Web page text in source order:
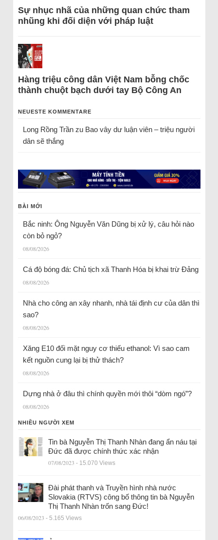
Sự nhục nhã của những quan chức tham
nhũng khi đối diện với pháp luật
Hàng triệu công dân Việt Nam bỗng chốc
thành chuột bạch dưới tay Bộ Công An
NEUESTE KOMMENTARE
Long Rồng Trầnzu Bao vây dư luận viên – triệu người
dân sẽ thắng
BÀI MỚI
Bắc ninh: Ông Nguyễn Văn Dũng bị xử lý, câu hỏi nào
còn bỏ ngỏ?
08/08/2026
Cá độ bóng đá: Chủ tịch xã Thanh Hóa bị khai trừ Đảng
08/08/2026
Nhà cho công an xây nhanh, nhà tái định cư của dân thì
sao?
08/08/2026
Xăng E10 đối mặt nguy cơ thiếu ethanol: Vì sao cam
kết nguồn cung lại bị thử thách?
08/08/2026
Dựng nhà ở đâu thì chính quyền mới thôi “dòm ngó”?
08/08/2026
NHIỀU NGƯỜI XEM
Tin bà Nguyễn Thị Thanh Nhàn đang ẩn náu tại
Đức đã được chính thức xác nhận
07/08/2023 - 15.070 Views
Đài phát thanh và Truyền hình nhà nước
Slovakia (RTVS) công bố thông tin bà Nguyễn
Thị Thanh Nhàn trốn sang Đức!
06/08/2023 - 5.165 Views